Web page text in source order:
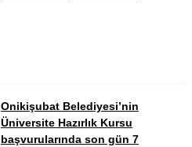
Onikişubat Belediyesi’nin
Üniversite Hazırlık Kursu
başvurularında son gün 7